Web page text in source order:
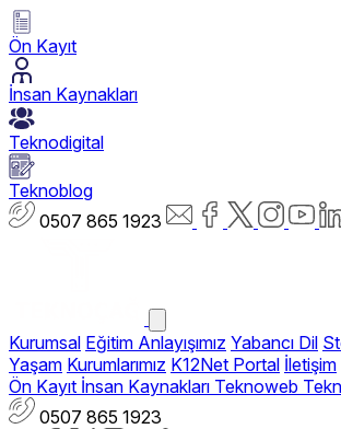
Ön Kayıt
İnsan Kaynakları
Teknodigital
Teknoblog
0507 865 1923
Kurumsal Eğitim Anlayışımız Yabancı Dil
Yaşam Kurumlarımız K12Net Portal İletişim
Ön Kayıt İnsan Kaynakları Teknoweb
0507 865 1923